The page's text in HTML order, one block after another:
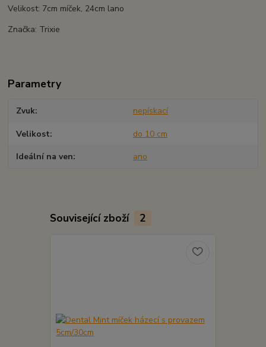
Velikost: 7cm míček, 24cm lano
Značka: Trixie
Parametry
Zvuk nepískací
Velikost do 10 cm
Ideální na ven ano
Související zboží 2